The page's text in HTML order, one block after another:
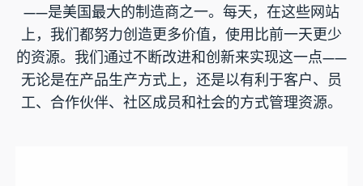
——是美国最大的制造商之一。每天，在这些网站
上，我们都努力创造更多价值，使用比前一天更少
的资源。我们通过不断改进和创新来实现这一点——
无论是在产品生产方式上，还是以有利于客户、员
工、合作伙伴、社区成员和社会的方式管理资源。